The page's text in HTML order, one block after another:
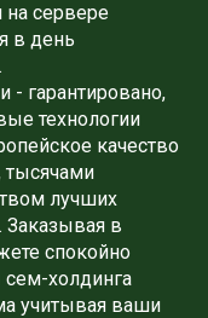
на сервере
в день
гарантировано,
технологии
качество
тысячами
лучших
Заказывая в
спокойно
холдинга
учитывая ваши